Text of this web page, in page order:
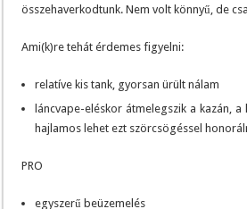
összehaverkodtunk. Nem volt könnyű, de
Ami(k)re tehát érdemes figyelni:
relatíve kis tank, gyorsan ürült nálam
láncvape-eléskor átmelegszik a kazán,
hajlamos lehet ezt szörcsögéssel
PRO
egyszerű beüzemelés